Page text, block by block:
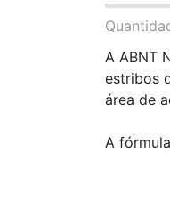
A ABNT
estribos
área de
A